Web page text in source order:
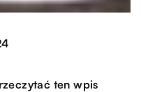
ten wpis